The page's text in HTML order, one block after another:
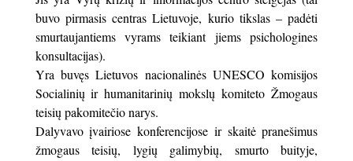
buvo pirmasis centras Lietuvoje, kurio tikslas – padėti
smurtaujantiems vyrams teikiant jiems psichologines
konsultacijas).
Yra buvęs Lietuvos nacionalinės UNESCO komisijos
Socialinių ir humanitarinių mokslų komiteto Žmogaus
teisių pakomitečio narys.
Dalyvavo įvairiose konferencijose ir skaitė pranešimus
žmogaus teisių, lygių galimybių, smurto buityje,